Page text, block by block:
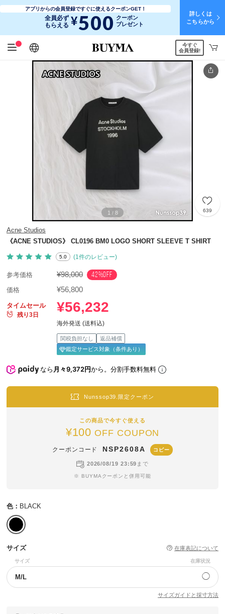
アプリからの会員登録ですぐに使えるクーポンGET！
全員必ず
もらえる ¥500 クーポン
プレゼント
詳しくは
こちらから
日本語
English
简体中文
繁體中文
今すぐ
会員登録!
1 / 8 639
Acne Studios
《ACNE STUDIOS》 CL0196 BM0 LOGO SHORT SLEEVE T SHIRT
5.0 (1件のレビュー)
参考価格 ¥98,000 42%OFF
価格 ¥56,800
タイムセール
残り3日
¥56,232
海外発送 (送料込)
関税負担なし
返品補償
鑑定サービス対象（条件あり）
なら月々9,372円から。分割手数料無料
Nunssop39.限定クーポン
この商品で今すぐ使える
¥100 OFF COUPON
クーポンコード NSP2608A コピー
2026/08/19 23:59 まで
※ BUYMAクーポンと併用可能
色： BLACK
サイズ 在庫表記について
サイズ 在庫状況
M/L ◯
サイズガイドと採寸方法